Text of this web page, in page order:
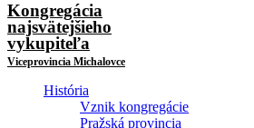
Kongregácia
najsvätejšieho
vykupiteľa
Viceprovincia Michalovce
História
Vznik kongregácie
Pražská provincia